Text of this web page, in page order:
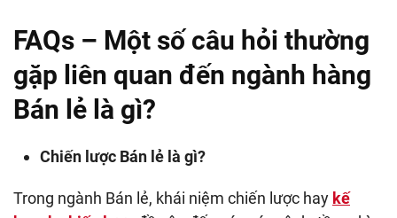
FAQs – Một số câu hỏi thường
gặp liên quan đến ngành hàng
Bán lẻ là gì?
Chiến lược Bán lẻ là gì?
Trong ngành Bán lẻ, khái niệm chiến lược hay kế